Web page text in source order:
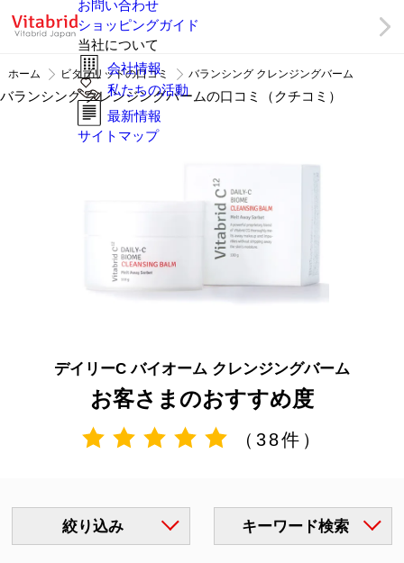
お問い合わせ
ショッピングガイド
当社について
会社情報
私たちの活動
最新情報
サイトマップ
ホーム ビタブリッドの口コミ バランシング クレンジングバーム
バランシング クレンジングバームの口コミ（クチコミ）
デイリーC バイオーム クレンジングバーム
お客さまのおすすめ度
（38件）
絞り込み キーワード検索